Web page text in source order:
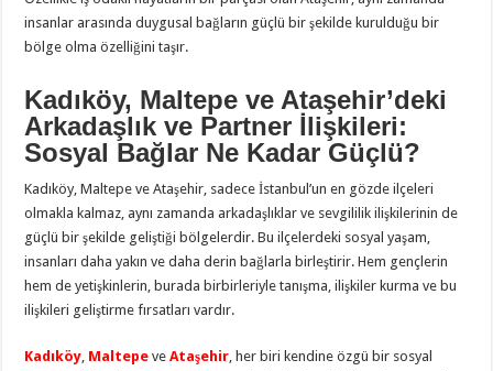
insanlar arasında duygusal bağların güçlü bir şekilde kurulduğu bir
bölge olma özelliğini taşır.
Kadıköy, Maltepe ve Ataşehir’deki
Arkadaşlık ve Partner İlişkileri:
Sosyal Bağlar Ne Kadar Güçlü?
Kadıköy, Maltepe ve Ataşehir, sadece İstanbul’un en gözde ilçeleri
olmakla kalmaz, aynı zamanda arkadaşlıklar ve sevgililik ilişkilerinin de
güçlü bir şekilde geliştiği bölgelerdir. Bu ilçelerdeki sosyal yaşam,
insanları daha yakın ve daha derin bağlarla birleştirir. Hem gençlerin
hem de yetişkinlerin, burada birbirleriyle tanışma, ilişkiler kurma ve bu
ilişkileri geliştirme fırsatları vardır.
Kadıköy, Maltepe veAtaşehir, her biri kendine özgü bir sosyal